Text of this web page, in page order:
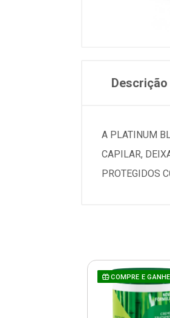
Descrição
A PLATINUM
CAPILAR,
PROTEGIDOS
COMPRE E GANHE